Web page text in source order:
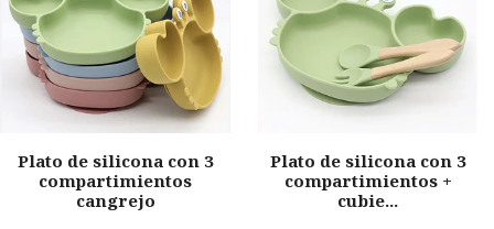
Plato de silicona con 3
compartimientos
cangrejo
Plato de silicona con 3
compartimientos +
cubie...